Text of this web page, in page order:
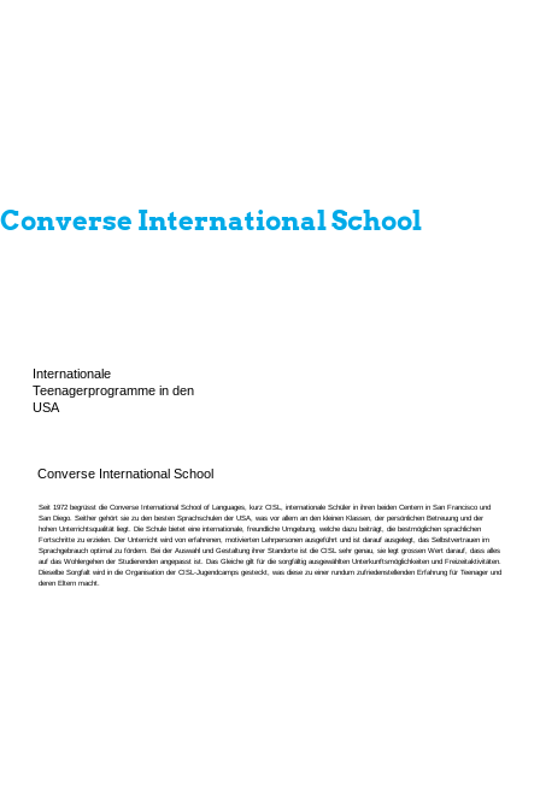
Internationale
Teenagerprogramme in den
USA
Converse International School
Converse International School
Seit 1972 begrüsst die Converse International School of Languages, kurz CISL, internationale Schüler in ihren beiden Centern in San Francisco und
San Diego. Seither gehört sie zu den besten Sprachschulen der USA, was vor allem an den kleinen Klassen, der persönlichen Betreuung und der
hohen Unterrichtsqualität liegt. Die Schule bietet eine internationale, freundliche Umgebung, welche dazu beiträgt, die bestmöglichen sprachlichen
Fortschritte zu erzielen. Der Unterricht wird von erfahrenen, motivierten Lehrpersonen ausgeführt und ist darauf ausgelegt, das Selbstvertrauen im
Sprachgebrauch optimal zu fördern. Bei der Auswahl und Gestaltung ihrer Standorte ist die CISL sehr genau, sie legt grossen Wert darauf, dass alles
auf das Wohlergehen der Studierenden angepasst ist. Das Gleiche gilt für die sorgfältig ausgewählten Unterkunftsmöglichkeiten und Freizeitaktivitäten.
Dieselbe Sorgfalt wird in die Organisation der CISL-Jugendcamps gesteckt, was diese zu einer rundum zufriedenstellenden Erfahrung für Teenager und
deren Eltern macht.